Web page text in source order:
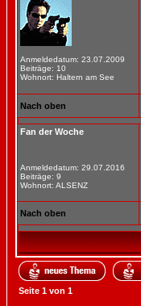
Anmeldedatum: 23.07.2009
Beiträge: 10
Wohnort: Haltern am See
Nach oben
Fan der Woche
Anmeldedatum: 29.07.2016
Beiträge: 9
Wohnort: ALSENZ
Nach oben
Seite 1 von 1